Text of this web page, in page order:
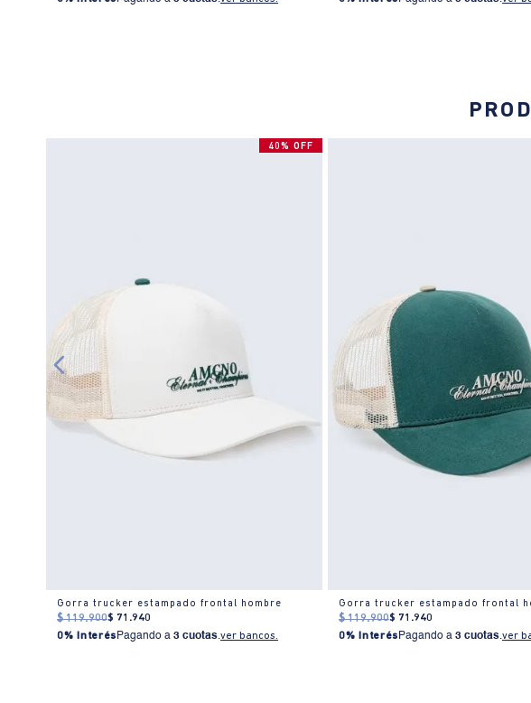
40% OFF
Gorra trucker estampado frontal hombre
$ 119.900$ 71 .940
0% Interés Pagando a3 cuotas.ver bancos.
Gorra trucker estampado frontal
$ 119.900$ 71 .940
0% Interés Pagando a3 cuotas.ver